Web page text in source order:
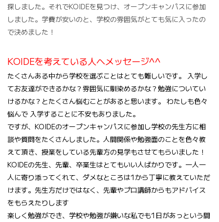
探しました。それでKOIDEを見つけ、オープンキャンパスに参加
しました。学費が安いのと、学校の雰囲気がとても気に入ったの
で決めました！
KOIDEを考えている人へメッセージ^^
たくさんある中から学校を選ぶことはとても難しいです。
入学し
てお友達ができるかな？雰囲気に馴染めるかな？勉強についてい
けるかな？とたくさん悩むことがあると思います。 わたしも色々
悩んで 入学することに不安もありました。
ですが、KOIDEのオープンキャンパスに参加し学校の先生方に相
談や質問をたくさんしました。人間関係や勉強面のことを色々教
えて頂き、授業をしている先輩方の見学もさせてもらいました！
KOIDEの先生、先輩、卒業生はとてもいい人ばかりです。一人一
人に寄り添ってくれて、ダメなところは1から丁寧に教えていただ
けます。先生方だけではなく、先輩やプロ講師からもアドバイス
をもらえたりします
楽しく勉強ができ、学校や勉強が嫌いな私でも1日があっという間